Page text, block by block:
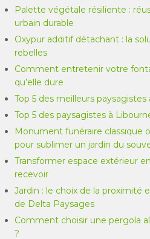
Palette végétale résiliente :
urbain durable
Oxypur additif détachant : la
rebelles
Comment entretenir votre
qu’elle dure
Top 5 des meilleurs
Top 5 des paysagistes à
Monument funéraire classique
pour sublimer un jardin du
Transformer espace extérieur
recevoir
Jardin : le choix de la proximité
de Delta Paysages
Comment choisir une pergola
?